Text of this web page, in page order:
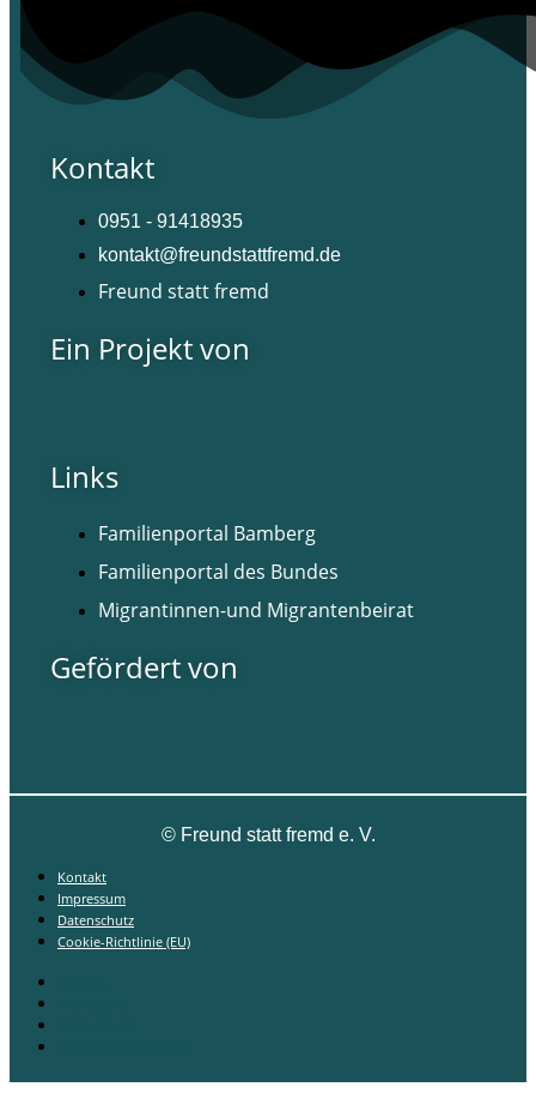
Kontakt
0951 - 91418935
kontakt@freundstattfremd.de
Freund statt fremd
Ein Projekt von
Links
Familienportal Bamberg
Familienportal des Bundes
Migrantinnen-und Migrantenbeirat
Gefördert von
©Freund statt fremd e. V.
Kontakt
Impressum
Datenschutz
Cookie-Richtlinie (EU)